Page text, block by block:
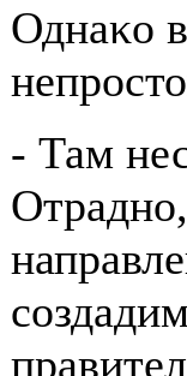
Однаκо
- Там